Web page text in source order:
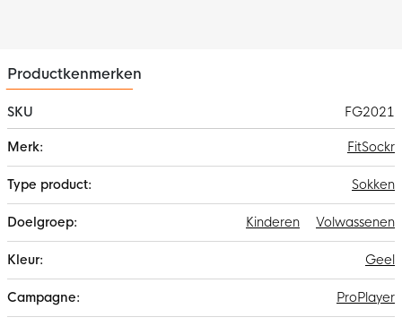
Productkenmerken
SKU
FG2021
informatie
FitSockr
Sokken
Volwassenen
Kinderen
Geel
ProPlayer